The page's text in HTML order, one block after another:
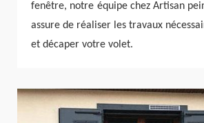
fenêtre, notre équipe chez Artisan
assure de réaliser les travaux
et décaper votre volet.